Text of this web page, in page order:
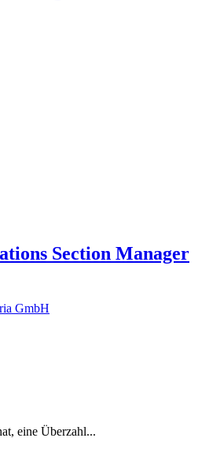
Section Manager
GmbH
eine Überzahl...